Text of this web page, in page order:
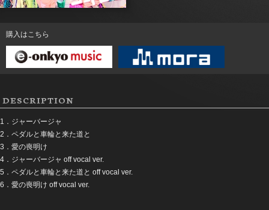
購入はこちら
DESCRIPTION
1．ジャーバージャ
2．ペダルと車輪と来た道と
3．愛の喪明け
4．ジャーバージャ off vocal ver.
5．ペダルと車輪と来た道と off vocal ver.
6．愛の喪明け off vocal ver.